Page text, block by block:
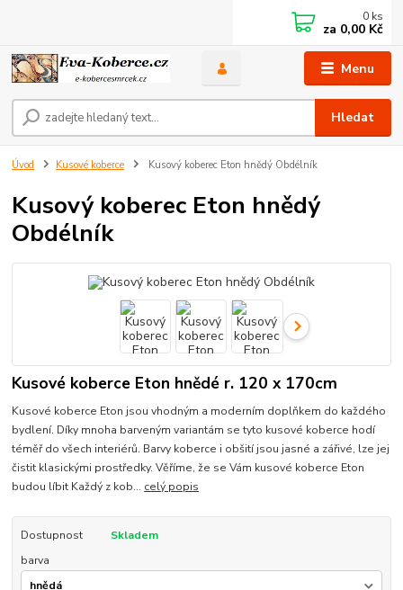
Menu
Hledat
0 ks
za 0,00 Kč
Úvod Kusové koberce Kusový koberec Eton hnědý Obdélník
Kusový koberec Eton hnědý
Obdélník
Kusové koberce Eton hnědé r. 120 x 170cm
Kusové koberce Eton jsou vhodným a moderním doplňkem do každého
bydlení. Díky mnoha barveným variantám se tyto kusové koberce hodí
téměř do všech interiérů. Barvy koberce i obšití jsou jasné a zářivé, lze jej
čistit klasickými prostředky. Věříme, že se Vám kusové koberce Eton
budou líbit Každý z kob... celý popis
Dostupnost
Skladem
barva